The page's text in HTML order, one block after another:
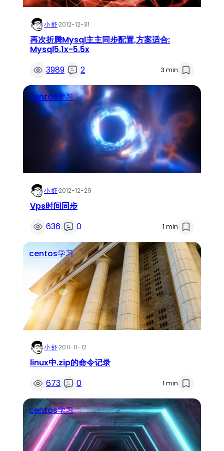
小 虾·2012-12-31
再次折腾Mysql主主同步配置,方案适合:
Mysql5.1x-5.5x
3989
2 3 min
centos学习
小 虾·2012-12-29
Vps时间同步
636
0 1 min
centos学习
小 虾·2011-11-12
linux中.zip的命令记录
673
0 1 min
centos学习